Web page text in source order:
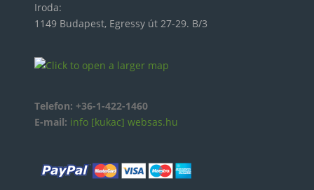
Iroda:
1149 Budapest, Egressy út 27-29. B/3
Telefon: +36-1-422-1460
E-mail: info [kukac] websas.hu